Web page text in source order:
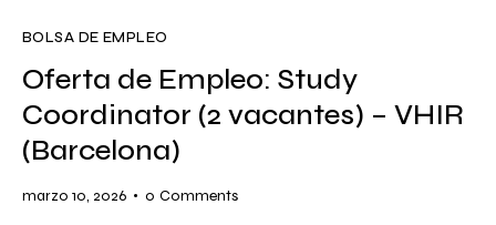
BOLSA DE EMPLEO
Oferta de Empleo: Study
Coordinator (2 vacantes) – VHIR
(Barcelona)
marzo 10, 2026 0 Comments